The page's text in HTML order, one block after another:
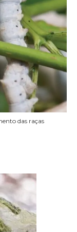
das raças